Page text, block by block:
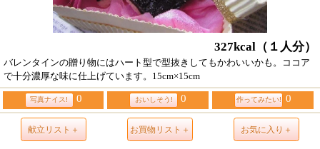
327kcal （１人分）
バレンタインの贈り物にはハート型で型抜きしてもかわいいかも。ココア
で十分濃厚な味に仕上げています。15cm×15cm
写真ナイス! 0 おいしそう! 0 作ってみたい! 0
献立リスト＋ お買物リスト＋ お気に入り＋